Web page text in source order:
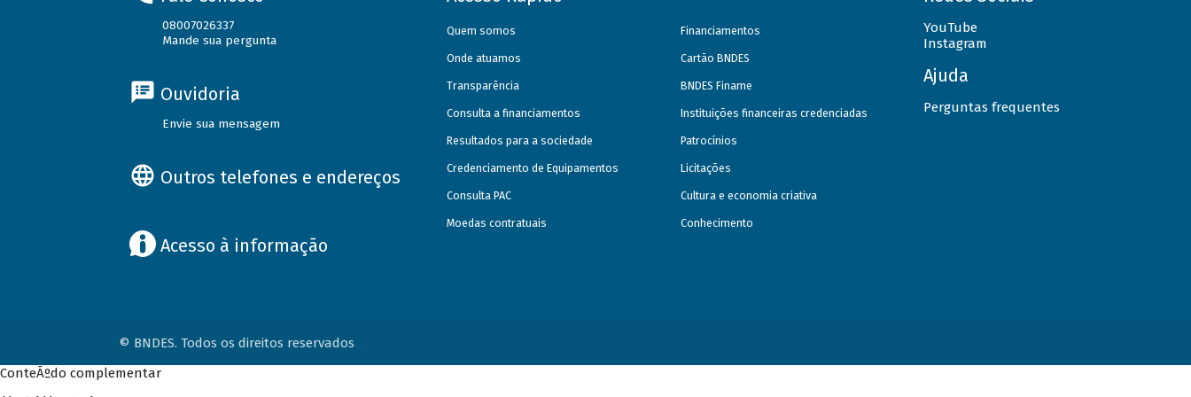
08007026337
Mande sua pergunta
Ouvidoria
Envie sua mensagem
Outros telefones e endereços
Acesso à informação
Quem somos
Onde atuamos
Transparência
Consulta a financiamentos
Resultados para a sociedade
Credenciamento de Equipamentos
Consulta PAC
Moedas contratuais
Financiamentos
Cartão BNDES
BNDES Finame
Instituições financeiras credenciadas
Patrocínios
Licitações
Cultura e economia criativa
Conhecimento
YouTube
Instagram
Ajuda
Perguntas frequentes
© BNDES. Todos os direitos reservados
ConteÃºdo complementar